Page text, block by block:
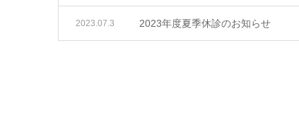
2023年度夏季休診のお知らせ
2023.07.3